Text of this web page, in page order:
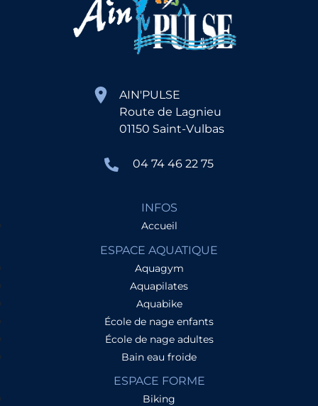
AIN'PULSE
Route de Lagnieu
01150 Saint-Vulbas
04 74 46 22 75
INFOS
Accueil
ESPACE AQUATIQUE
Aquagym
Aquapilates
Aquabike
École de nage enfants
École de nage adultes
Bain eau froide
ESPACE FORME
Biking